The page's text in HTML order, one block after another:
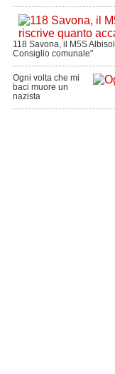
118 Savona, il M5S
Consiglio comunale"
Ogni volta che mi
baci muore un
nazista